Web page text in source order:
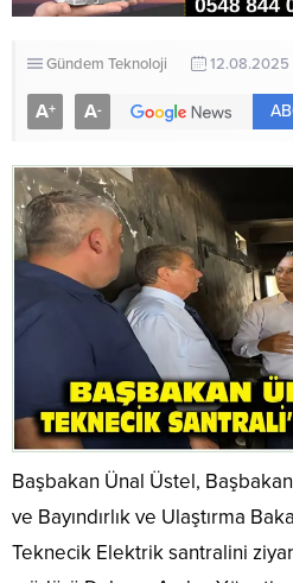
Gündem Teknoloji 12.08.2025
A+ A-
Başbakan Ünal Üstel, Başbakan
ve Bayındırlık ve Ulaştırma
Teknecik Elektrik santralini